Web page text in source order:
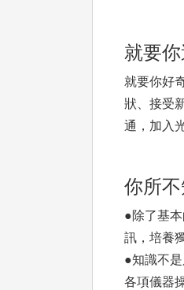
就要
就要你好
狀、接受
通，加入
你所
●除了基
訊，培養
●知識不
各項儀器